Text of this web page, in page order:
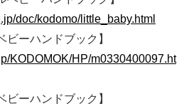
doc/kodomo/little_baby.html
ビーハンドブック】
KODOMOK/HP/m0330400097.ht
ビーハンドブック】